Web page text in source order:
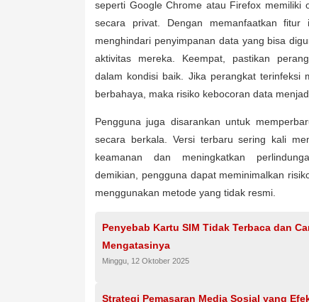
seperti Google Chrome atau Firefox memiliki
secara privat. Dengan memanfaatkan fitur
menghindari penyimpanan data yang bisa
aktivitas mereka. Keempat, pastikan
dalam kondisi baik. Jika perangkat terinfeksi
berbahaya, maka risiko kebocoran data
Pengguna juga disarankan untuk
secara berkala. Versi terbaru sering kali
keamanan dan meningkatkan
demikian, pengguna dapat meminimalkan
menggunakan metode yang tidak resmi.
Penyebab Kartu SIM Tidak Terbaca dan
Mengatasinya
Minggu, 12 Oktober 2025
Strategi Pemasaran Media Sosial yang